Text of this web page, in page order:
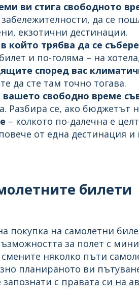
ви стига свободното
забележителности, да се
екзотични дестинации.
който трябва да се
и по-голяма – на
според вас
да сте там точно тогава.
свободно време
Разбира се, ако
– колкото по-далечна е
от една дестинация и
билети
покупка на самолетни
за полет с
няколко пъти
планираното ви
запознати с правата си на